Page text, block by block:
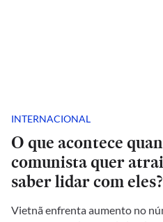
INTERNACIONAL
O que acontece
comunista quer
saber lidar com eles?
Vietnã enfrenta aumento no